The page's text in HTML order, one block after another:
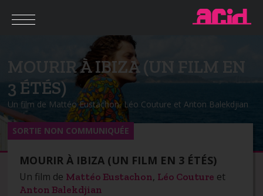
MOURIR À IBIZA (UN FILM EN
3 ÉTÉS)
Un film de Mattéo Eustachon, Léo Couture et Anton Balekdjian
MOURIR À IBIZA (UN FILM EN 3 ÉTÉS)
Un film de Mattéo Eustachon, Léo Couture et
Anton Balekdjian
SORTIE NON COMMUNIQUÉE